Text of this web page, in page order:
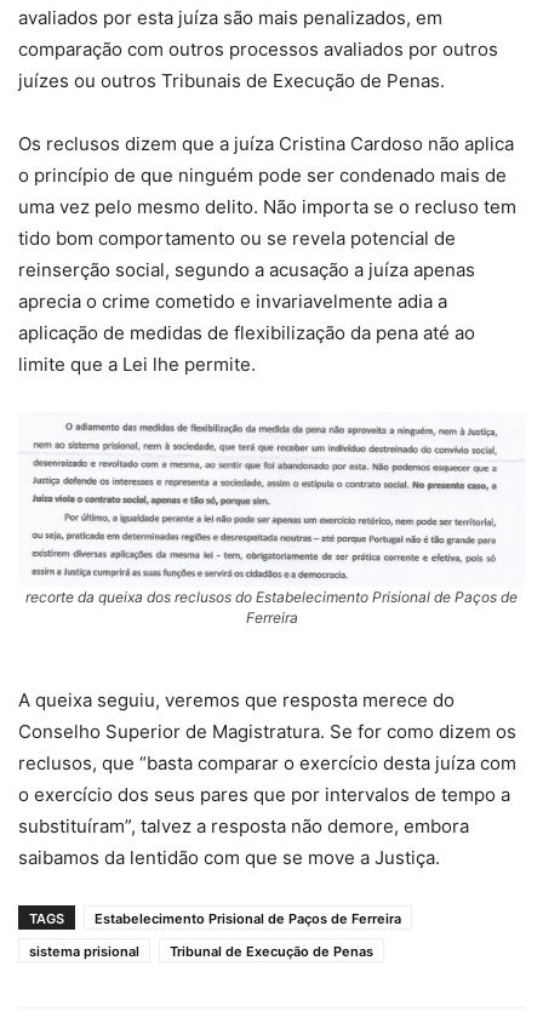
avaliados por esta juíza são mais penalizados, em
comparação com outros processos avaliados por outros
juízes ou outros Tribunais de Execução de Penas.
Os reclusos dizem que a juíza Cristina Cardoso não aplica
o princípio de que ninguém pode ser condenado mais de
uma vez pelo mesmo delito. Não importa se o recluso tem
tido bom comportamento ou se revela potencial de
reinserção social, segundo a acusação a juíza apenas
aprecia o crime cometido e invariavelmente adia a
aplicação de medidas de flexibilização da pena até ao
limite que a Lei lhe permite.
recorte da queixa dos reclusos do Estabelecimento Prisional de Paços de
Ferreira
A queixa seguiu, veremos que resposta merece do
Conselho Superior de Magistratura. Se for como dizem os
reclusos, que “basta comparar o exercício desta juíza com
o exercício dos seus pares que por intervalos de tempo a
substituíram”, talvez a resposta não demore, embora
saibamos da lentidão com que se move a Justiça.
TAGS
Estabelecimento Prisional de Paços de Ferreira
sistema prisional
Tribunal de Execução de Penas